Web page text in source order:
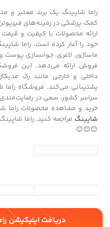
راما شاپینگ یک برند معتبر و
کمک پزشکی در زمینه‌های
ارائه محصولات با کیفیت و
خود را آغاز کرده است. راما
ماساژور، لاغری، جوانسازی پوست
فروش ارائه می‌دهد. این
داخلی و خارجی مانند رک
پشتیبانی می‌کند. فروشگاه
سراسر کشور، سعی در رضایت‌مندی
خرید و مشاهده محصولات راما
شاپینگ مراجعه کنید. راما
😊😊😊
دریافت اپلیکیشن